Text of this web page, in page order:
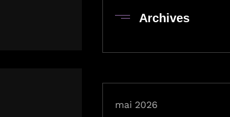
Archives
mai 2026